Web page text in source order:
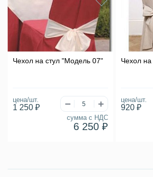
Чехол на стул "Модель 07"
цена/шт.
1 250 ₽
сумма с НДС
6 250 ₽
Чехол
цена/шт.
920 ₽